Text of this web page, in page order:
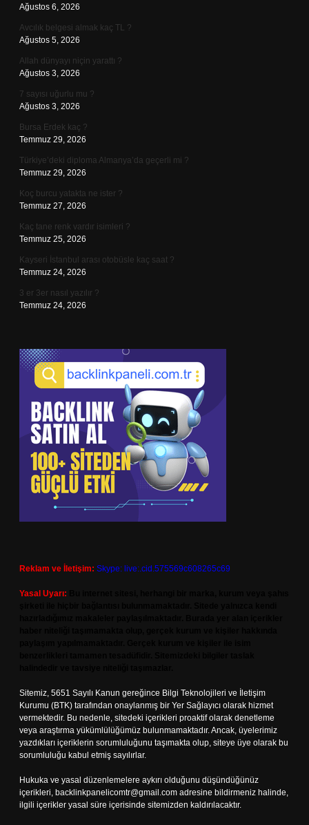
Ağustos 6, 2026
Avcılık belgesi almak kaç TL ?
Ağustos 5, 2026
Allah dünyayı niçin yarattı ?
Ağustos 3, 2026
7 sayısı uğurlu mu ?
Ağustos 3, 2026
Bursa Erdek kaç ?
Temmuz 29, 2026
Türkiye’deki diploma Almanya’da geçerli mi ?
Temmuz 29, 2026
Koç burcu yatakta ne ister ?
Temmuz 27, 2026
Kaç tane renk vardır isimleri ?
Temmuz 25, 2026
Kayseri İstanbul arası otobüsle kaç saat ?
Temmuz 24, 2026
3 er 3er nasıl yazılır ?
Temmuz 24, 2026
Reklam ve İletişim: Skype: live:.cid.575569c608265c69
Yasal Uyarı:
Sitemiz, 5651 Sayılı Kanun gereğince Bilgi Teknolojileri ve İletişim
Kurumu (BTK) tarafından onaylanmış bir Yer Sağlayıcı olarak hizmet
vermektedir. Bu nedenle, sitedeki içerikleri proaktif olarak denetleme
veya araştırma yükümlülüğümüz bulunmamaktadır. Ancak, üyelerimiz
yazdıkları içeriklerin sorumluluğunu taşımakta olup, siteye üye olarak bu
sorumluluğu kabul etmiş sayılırlar.
Hukuka ve yasal düzenlemelere aykırı olduğunu düşündüğünüz
içerikleri, backlinkpanelicomtr@gmail.com adresine bildirmeniz halinde,
ilgili içerikler yasal süre içerisinde sitemizden kaldırılacaktır.